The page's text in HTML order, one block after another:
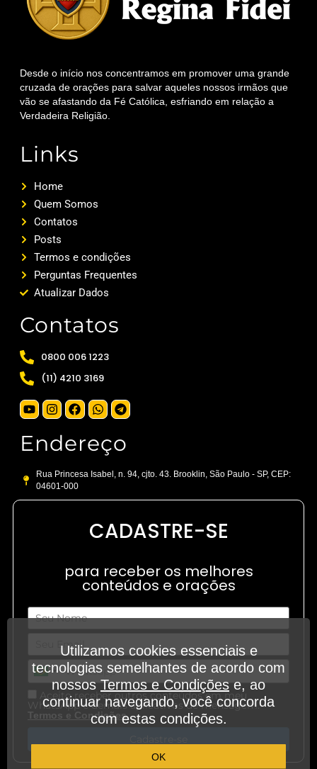
Desde o início nos concentramos em promover uma grande
cruzada de orações para salvar aqueles nossos irmãos que
vão se afastando da Fé Católica, esfriando em relação a
Verdadeira Religião.
Links
Home
Quem Somos
Contatos
Posts
Termos e condições
Perguntas Frequentes
Atualizar Dados
Contatos
0800 006 1223
(11) 4210 3169
Endereço
Rua Princesa Isabel, n. 94, cjto. 43. Brooklin, São Paulo - SP, CEP:
04601-000
CADASTRE-SE
para receber os melhores
conteúdos e orações
Aceito receber outros conteúdos em meu
WhatsApp e demais aplicativos de mensagem.
Termos e Condições.
Utilizamos cookies essenciais e
tecnologias semelhantes de acordo com
nossosTermos e Condiçõese, ao
continuar navegando, você concorda
com estas condições.
OK